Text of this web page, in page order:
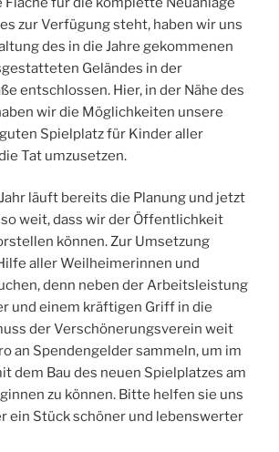
zur Verfügung steht, haben wir uns
des in die Jahre gekommenen
Geländes in der
entschlossen. Hier, in der Nähe des
wir die Möglichkeiten unsere
Spielplatz für Kinder aller
Tat umzusetzen.
läuft bereits die Planung und jetzt
weit, dass wir der Öffentlichkeit
können. Zur Umsetzung
aller Weilheimerinnen und
denn neben der Arbeitsleistung
und einem kräftigen Griff in die
der Verschönerungsverein weit
an Spendengelder sammeln, um im
dem Bau des neuen Spielplatzes am
zu können. Bitte helfen sie uns
ein Stück schöner und lebenswerter